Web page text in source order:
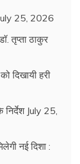
25, 2026
तृप्ता ठाकुर
दिखायी हरी
July 25,
नई दिशा :